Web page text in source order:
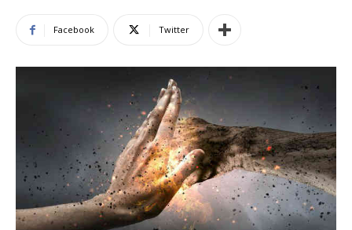
Facebook Twitter